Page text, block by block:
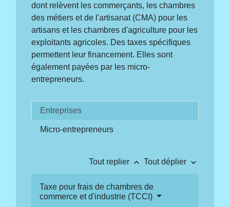
dont relèvent les commerçants, les chambres
des métiers et de l'artisanat (CMA) pour les
artisans et les chambres d'agriculture pour les
exploitants agricoles. Des taxes spécifiques
permettent leur financement. Elles sont
également payées par les micro-
entrepreneurs.
Entreprises
Micro-entrepreneurs
Tout replier keyboard_arrow_up Tout déplier keyboard_arrow_down
Taxe pour frais de chambres de
commerce et d'industrie (TCCI)